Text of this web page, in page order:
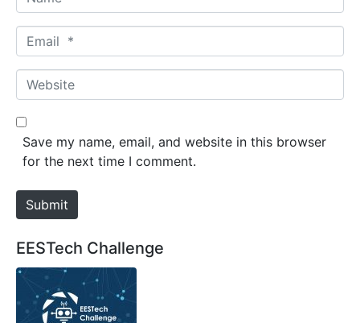
a
m
*
m
a
*
W
e
b
e
Save my name, email, and website in this browser
for the next time I comment.
Submit
EESTech Challenge